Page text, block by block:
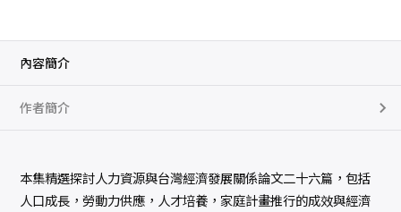
內容簡介
作者簡介
本集精選探討人力資源與台灣經濟發展關係論文二十六篇，包括
人口成長，勞動力供應，人才培養，家庭計畫推行的成效與經濟